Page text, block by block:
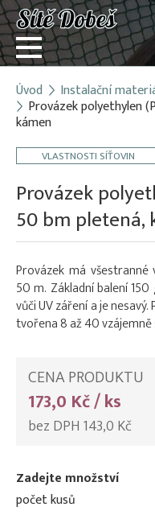
Přihlásit
Registrace
E-shop
O firmě
Kontakt
Úvod Instalační
Provázek polyethylen
kámen
VLASTNOSTI SÍŤOVIN
Provázek
50 bm pletená,
Provázek má
50 m. Základní balení
vůči UV záření a je
tvořena 8 až 40
CENA PRODUKTU
173,0 Kč / ks
bez DPH 143,0 Kč
Zadejte množství
počet kusů